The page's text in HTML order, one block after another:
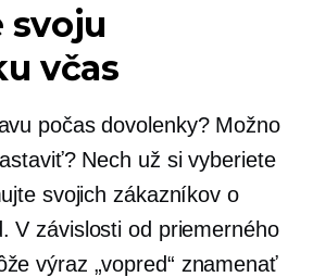
svoju
včas
počas dovolenky? Možno
Nech už si vyberiete
svojich zákazníkov o
V závislosti od priemerného
výraz „vopred“ znamenať